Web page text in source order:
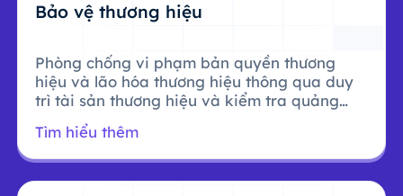
Bảo vệ thương hiệu
Phòng chống vi phạm bản quyền thương
hiệu và lão hóa thương hiệu thông qua duy
trì tài sản thương hiệu và kiểm tra quảng
Tìm hiểu thêm